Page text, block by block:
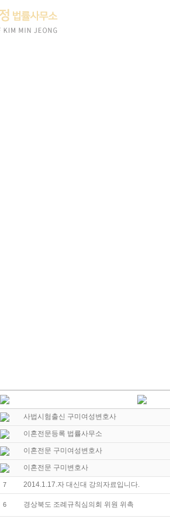
사법시험출신 구미여성변호사
이혼전문등록 법률사무소
이혼전문 구미여성변호사
이혼전문 구미변호사
7 2014.1.17.자 대신대 강의자료입니다.
6 경상북도 조례규칙심의회 위원 위촉